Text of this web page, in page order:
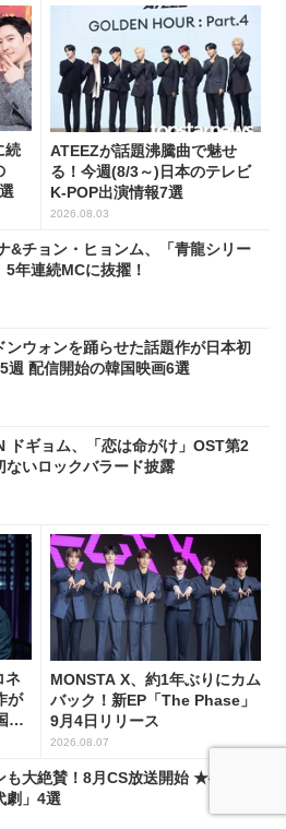
続
ATEEZが話題沸騰曲で魅せ
る！今週(8/3～)日本のテレビ
K-POP出演情報7選
2026.08.03
&チョン・ヒョンム、「青龍シリー
5年連続MCに抜擢！
ンウォンを踊らせた話題作が日本初
5週 配信開始の韓国映画6選
ドギョム、「恋は命がけ」OST第2
ないロックバラード披露
ネ
が
ド
MONSTA X、約1年ぶりにカム
バック！新EP「The Phase」
9月4日リリース
2026.08.07
も大絶賛！8月CS放送開始 ★4.0以上
劇」4選